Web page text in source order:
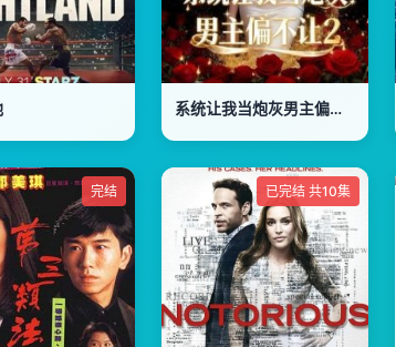
系统让我当炮灰男主偏不让2
完结 已完结 共10集